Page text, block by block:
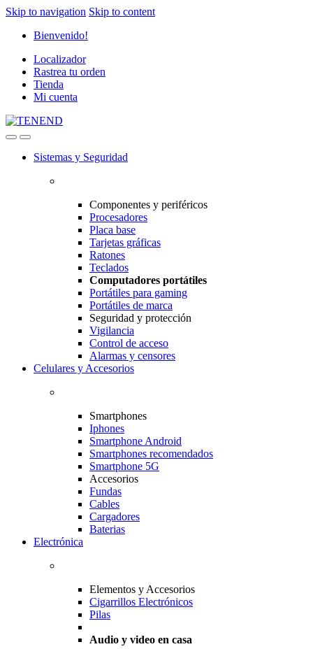
Skip to navigation Skip to content
Bienvenido!
Localizador
Rastrea tu orden
Tienda
Mi cuenta
Sistemas y Seguridad
Componentes y periféricos
Procesadores
Placa base
Tarjetas gráficas
Ratones
Teclados
Computadores portátiles
Portátiles para gaming
Portátiles de marca
Seguridad y protección
Vigilancia
Control de acceso
Alarmas y censores
Celulares y Accesorios
Smartphones
Iphones
Smartphone Android
Smartphones recomendados
Smartphone 5G
Accesorios
Fundas
Cables
Cargadores
Baterias
Electrónica
Elementos y Accesorios
Cigarrillos Electrónicos
Pilas
Audio y video en casa